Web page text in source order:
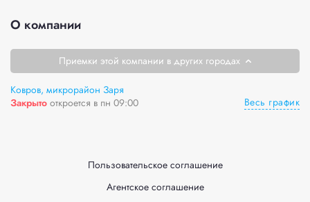
О компании
Приемки этой компании в других городах
Ковров, микрорайон Заря
Закрыто откроется в пн 09:00 Весь график
Пользовательское соглашение
Агентское соглашение